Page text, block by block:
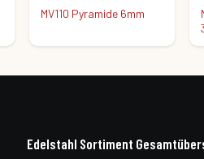
MV108 Schnur gerieft
Edelstahl Sortiment